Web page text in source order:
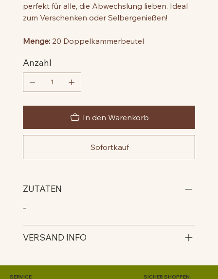
perfekt für alle, die Abwechslung lieben. Ideal
zum Verschenken oder Selbergenießen!
Menge: 20 Doppelkammerbeutel
Anzahl
In den Warenkorb
Sofortkauf
ZUTATEN
-
VERSAND INFO
SERVICE SICHER SHOPPEN